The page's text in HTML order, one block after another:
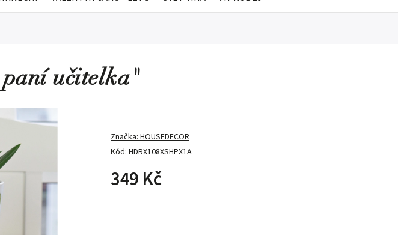
učitelka"
Kód: HDRX108XSHPX1A
Značka:HOUSEDECOR
349 Kč